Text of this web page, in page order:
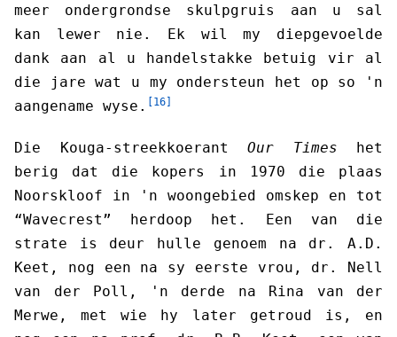
meer ondergrondse skulpgruis aan u sal
kan lewer nie. Ek wil my diepgevoelde
dank aan al u handelstakke betuig vir al
die jare wat u my ondersteun het op so 'n
aangename wyse. [16]
Die Kouga-streekkoerant Our Times het
berig dat die kopers in 1970 die plaas
Noorskloof in 'n woongebied omskep en tot
“Wavecrest” herdoop het. Een van die
strate is deur hulle genoem na dr. A.D.
Keet, nog een na sy eerste vrou, dr. Nell
van der Poll, 'n derde na Rina van der
Merwe, met wie hy later getroud is, en